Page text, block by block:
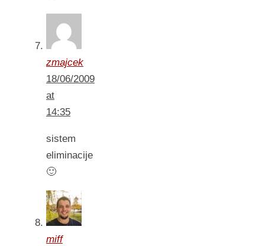
zmajcek
18/06/2009
at
14:35
sistem
eliminacije
🙂
miff